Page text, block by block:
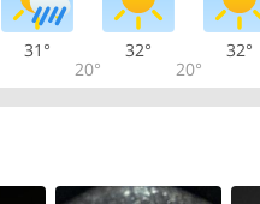
31°
20°
32°
20°
32°